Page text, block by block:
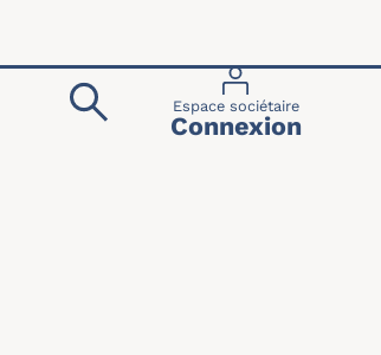
Menu du
Espace sociétaire
Connexion